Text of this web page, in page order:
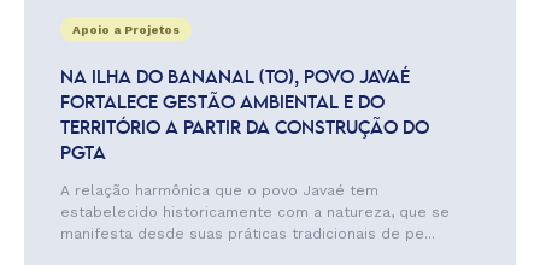
Apoio a Projetos
NA ILHA DO BANANAL (TO), POVO JAVAÉ
FORTALECE GESTÃO AMBIENTAL E DO
TERRITÓRIO A PARTIR DA CONSTRUÇÃO DO
PGTA
A relação harmônica que o povo Javaé tem
estabelecido historicamente com a natureza, que se
manifesta desde suas práticas tradicionais de pe...